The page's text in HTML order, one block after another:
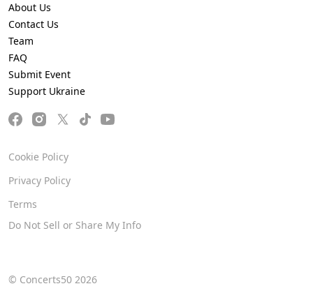
© Concerts50 2026
About Us
Contact Us
Team
FAQ
Submit Event
Support Ukraine
Cookie Policy
Privacy Policy
Terms
Do Not Sell or Share My Info